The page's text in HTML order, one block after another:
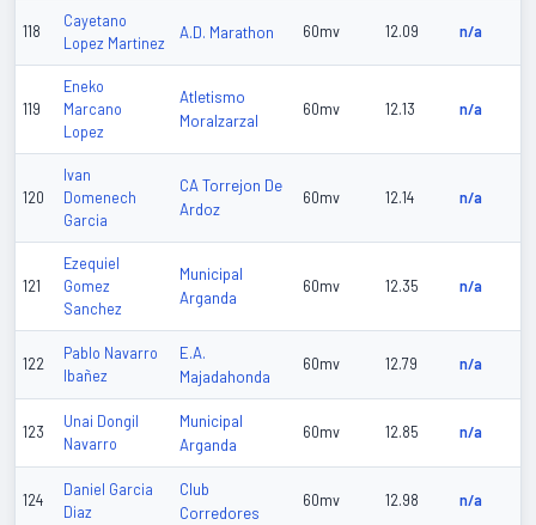
118
Cayetano
Lopez Martinez
A.D. Marathon 60mv 12.09 n/a
119
Eneko
Marcano
Lopez
Atletismo
Moralzarzal
60mv 12.13 n/a
120
Ivan
Domenech
Garcia
CA Torrejon De
Ardoz
60mv 12.14 n/a
121
Ezequiel
Gomez
Sanchez
Municipal
Arganda
60mv 12.35 n/a
122
Pablo Navarro
Ibañez
E.A.
Majadahonda
60mv 12.79 n/a
123
Unai Dongil
Navarro
Municipal
Arganda
60mv 12.85 n/a
124
Daniel Garcia
Diaz
Club
Corredores
60mv 12.98 n/a